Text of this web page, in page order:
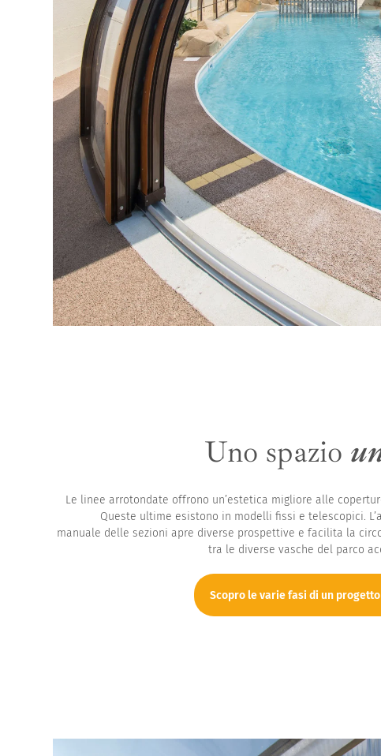
Uno spazio
Le linee arrotondate offrono un’estetica migliore alle
Queste ultime esistono in modelli fissi e telescopici.
manuale delle sezioni apre diverse prospettive e facilita la
tra le diverse vasche del parco
Scopro le varie fasi di un progetto